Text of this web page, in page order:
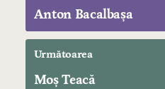
Anton Bacalbașa
Următoarea
Moș Teacă